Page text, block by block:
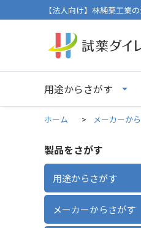
【法人向け】林純薬工業
用途からさがす
ホーム > メーカーか
製品をさがす
用途からさがす
メーカーからさがす